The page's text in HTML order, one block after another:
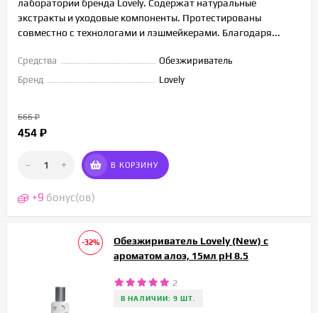
лаборатории бренда Lovely. Содержат натуральные
экстракты и уходовые компоненты. Протестированы
совместно с технологами и лэшмейкерами. Благодаря...
Средства
Обезжириватель
Бренд
Lovely
666₽
454 ₽
- + В КОРЗИНУ
+9 бонус(ов)
-32%
Обезжириватель Lovely (New) с
ароматом алоэ, 15мл pH 8.5
2
В НАЛИЧИИ: 9 ШТ.